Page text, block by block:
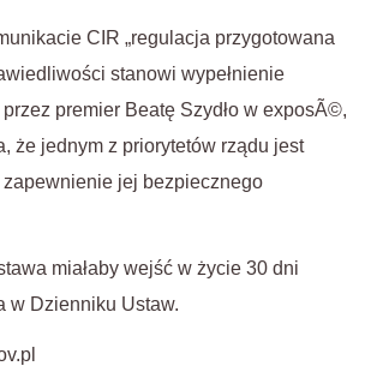
CIR „regulacja przygotowana
stanowi wypełnienie
premier Beatę Szydło w exposÃ©,
że jednym z priorytetów rządu jest
jej bezpiecznego
miałaby wejść w życie 30 dni
w Dzienniku Ustaw.